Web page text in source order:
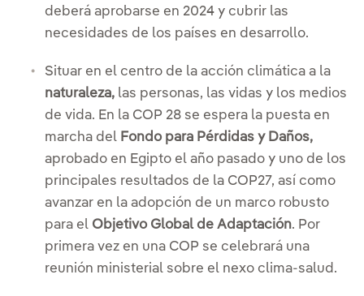
deberá aprobarse en 2024 y cubrir las
necesidades de los países en desarrollo.
Situar en el centro de la acción climática a la
naturaleza, las personas, las vidas y los medios
de vida. En la COP 28 se espera la puesta en
marcha del Fondo para Pérdidas y Daños,
aprobado en Egipto el año pasado y uno de los
principales resultados de la COP27, así como
avanzar en la adopción de un marco robusto
para el Objetivo Global de Adaptación. Por
primera vez en una COP se celebrará una
reunión ministerial sobre el nexo clima-salud.